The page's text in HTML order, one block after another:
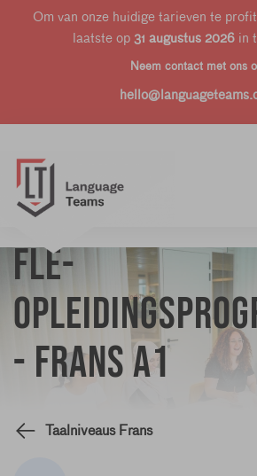
Om van onze huidige tarieven te
laatste op 31 augustus 2026 in
Neem contact met ons
FLE-
- Frans A1
Taalniveaus Frans